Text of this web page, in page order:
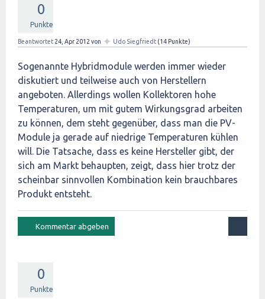
0
Punkte
Beantwortet 24, Apr 2012 von ✦ Udo Siegfriedt (14 Punkte)
Sogenannte Hybridmodule werden immer wieder
diskutiert und teilweise auch von Herstellern
angeboten. Allerdings wollen Kollektoren hohe
Temperaturen, um mit gutem Wirkungsgrad arbeiten
zu können, dem steht gegenüber, dass man die PV-
Module ja gerade auf niedrige Temperaturen kühlen
will. Die Tatsache, dass es keine Hersteller gibt, der
sich am Markt behaupten, zeigt, dass hier trotz der
scheinbar sinnvollen Kombination kein brauchbares
Produkt entsteht.
0
Punkte